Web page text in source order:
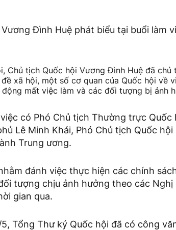
Đình Huệ phát biểu tại buổi làm
Chủ tịch Quốc hội Vương Đình Huệ đã
xã hội, một số cơ quan của Quốc hội về
mất việc làm và các đối tượng bị ảnh
có Phó Chủ tịch Thường trực Quốc
Lê Minh Khái, Phó Chủ tịch Quốc
Trung ương.
đánh việc thực hiện các chính
tượng chịu ảnh hưởng theo các Nghị
gian qua.
Tổng Thư ký Quốc hội đã có công